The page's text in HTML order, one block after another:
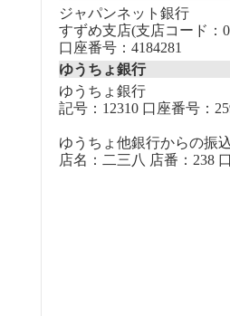
ジャパンネット銀行
すずめ支店(支店コード：
口座番号：4184281
ゆうちょ銀行
ゆうちょ銀行
記号：12310 口座番号：
ゆうちょ他銀行からの振
店名：二三八 店番：238